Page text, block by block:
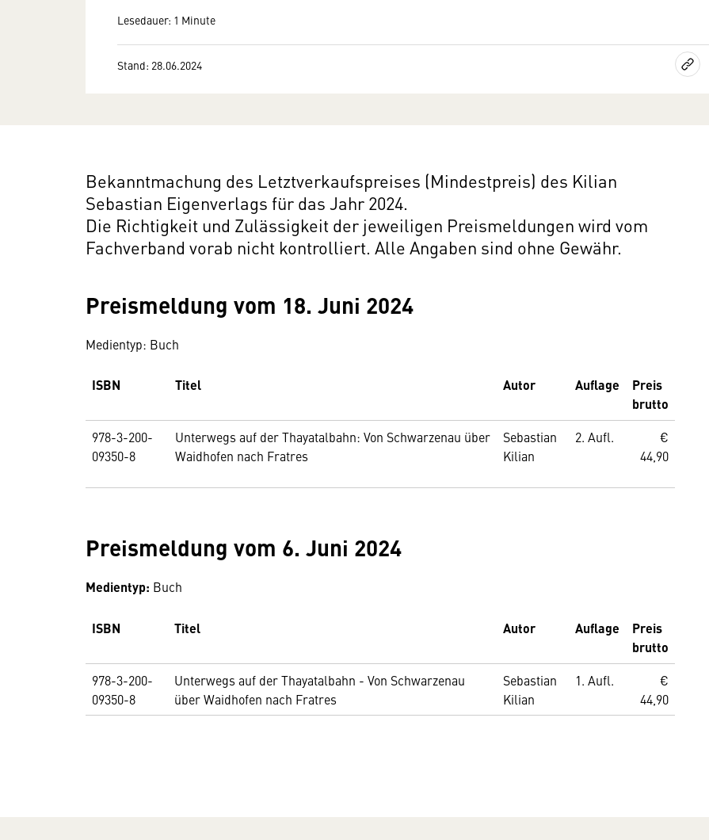
Lesedauer: 1 Minute
Stand: 28.06.2024
Bekanntmachung des Letztverkaufspreises (Mindestpreis) des Kilian
Sebastian Eigenverlags für das Jahr 2024.
Die Richtigkeit und Zulässigkeit der jeweiligen Preismeldungen wird vom
Fachverband vorab nicht kontrolliert. Alle Angaben sind ohne Gewähr.
Preismeldung vom 18. Juni 2024
Medientyp: Buch
ISBN Titel Autor Auflage
Preis
brutto
978-3-200-
09350-8
Unterwegs auf der Thayatalbahn: Von Schwarzenau über
Waidhofen nach Fratres
Sebastian
Kilian
2. Aufl.
€
44,90
Preismeldung vom 6. Juni 2024
Medientyp: Buch
ISBN Titel Autor Auflage
Preis
brutto
978-3-200-
09350-8
Unterwegs auf der Thayatalbahn - Von Schwarzenau
über Waidhofen nach Fratres
Sebastian
Kilian
1. Aufl.
€
44,90